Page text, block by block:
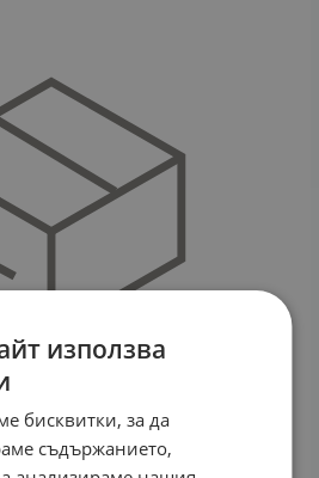
използва
бисквитки, за да
съдържанието,